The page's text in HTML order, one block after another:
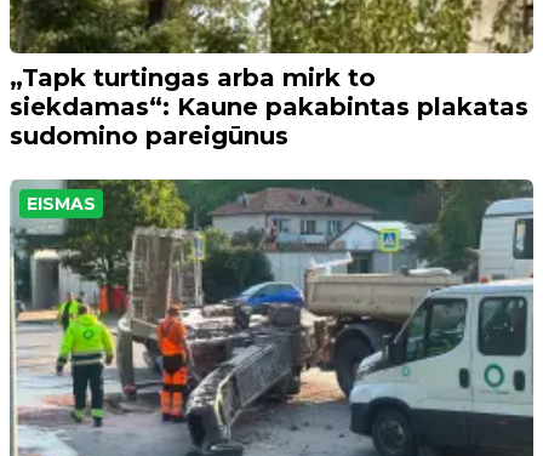
„Tapk turtingas arba mirk to
siekdamas“: Kaune pakabintas plakatas
sudomino pareigūnus
EISMAS